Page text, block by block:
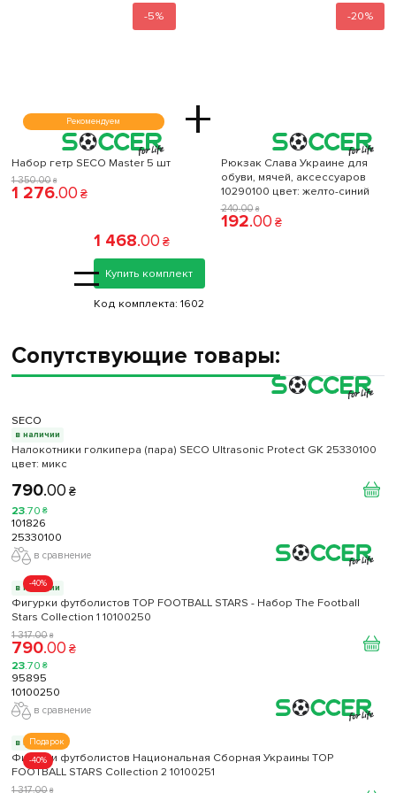
-5%
Рекомендуем +
Набор гетр SECO Master 5 шт
1 350.00 ₴
1 276.00 ₴
-20%
Рюкзак Слава Украине для
обуви, мячей, аксессуаров
10290100 цвет: желто-синий
240.00 ₴
192.00 ₴
=
1 468.00 ₴
Купить комплект
Код комплекта: 1602
Сопутствующие товары:
SECO
в наличии
Налокотники голкипера (пара) SECO Ultrasonic Protect GK 25330100
цвет: микс
790.00 ₴
23.70 ₴
101826
25330100
в сравнение
-40%
в наличии
Фигурки футболистов TOP FOOTBALL STARS - Набор The Football
Stars Collection 1 10100250
1 317.00 ₴
790.00 ₴
23.70 ₴
95895
10100250
в сравнение
Подарок
-40%
в наличии
Фигурки футболистов Национальная Сборная Украины TOP
FOOTBALL STARS Collection 2 10100251
1 317.00 ₴